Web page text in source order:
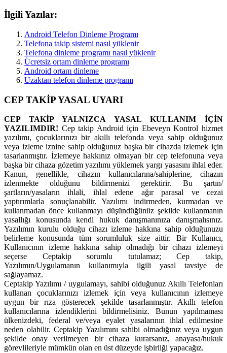
İlgili Yazılar:
Android Telefon Dinleme Programı
Telefona takip sistemi nasıl yüklenir
Telefona dinleme programı nasıl yüklenir
Ücretsiz ortam dinleme programı
Android ortam dinleme
Uzaktan telefon dinleme programı
CEP TAKİP YASAL UYARI
CEP TAKİP YALNIZCA YASAL KULLANIM İÇİN
YAZILIMDIR! Cep takip Android için Ebeveyn Kontrol hizmet
yazılımı, çocuklarınızı bir akıllı telefonda veya sahip olduğunuz
veya izleme iznine sahip olduğunuz başka bir cihazda izlemek için
tasarlanmıştır. İzlemeye hakkınız olmayan bir cep telefonuna veya
başka bir cihaza gözetim yazılımı yüklemek yargı yasasını ihlal eder.
Kanun, genellikle, cihazın kullanıcılarına/sahiplerine, cihazın
izlenmekte olduğunu bildirmenizi gerektirir. Bu şartın/
şartların/yasaların ihlali, ihlal edene ağır parasal ve cezai
yaptırımlarla sonuçlanabilir. Yazılımı indirmeden, kurmadan ve
kullanmadan önce kullanmayı düşündüğünüz şekilde kullanmanın
yasallığı konusunda kendi hukuk danışmanınıza danışmalısınız.
Yazılımın kurulu olduğu cihazı izleme hakkına sahip olduğunuzu
belirleme konusunda tüm sorumluluk size aittir. Bir Kullanıcı,
Kullanıcının izleme hakkına sahip olmadığı bir cihazı izlemeyi
seçerse Ceptakip sorumlu tutulamaz; Cep takip,
Yazılımın/Uygulamanın kullanımıyla ilgili yasal tavsiye de
sağlayamaz.
Ceptakip Yazılımı / uygulamayı, sahibi olduğunuz Akıllı Telefonları
kullanan çocuklarınızı izlemek için veya kullanıcının izlemeye
uygun bir rıza gösterecek şekilde tasarlanmıştır. Akıllı telefon
kullanıcılarına izlendiklerini bildirmelisiniz. Bunun yapılmaması
ülkenizdeki, federal ve/veya eyalet yasalarının ihlal edilmesine
neden olabilir. Ceptakip Yazılımını sahibi olmadığınız veya uygun
şekilde onay verilmeyen bir cihaza kurarsanız, anayasa/hukuk
görevlileriyle mümkün olan en üst düzeyde işbirliği yapacağız.